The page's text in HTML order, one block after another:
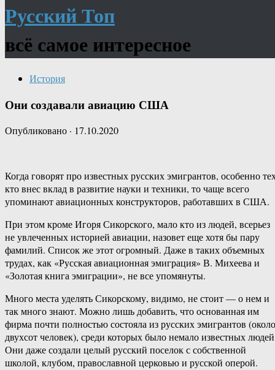
Русский Топ
всё самое интересное
История
Они создавали авиацию США
Опубликовано · 17.10.2020
Когда говорят про известных русских эмигрантов, особенно
кто внес вклад в развитие науки и техники, то чаще всего
упоминают авиационных конструкторов, работавших в США.
При этом кроме Игоря Сикорского, мало кто из людей, всерьез
не увлеченных историей авиации, назовет еще хотя бы пару
фамилий. Список же этот огромный. Даже в таких объемных
трудах, как «Русская авиационная эмиграция» В. Михеева и
«Золотая книга эмиграции», не все упомянуты.
Много места уделять Сикорскому, видимо, не стоит — о нем и
так много знают. Можно лишь добавить, что основанная им
фирма почти полностью состояла из русских эмигрантов (около
двухсот человек), среди которых было немало известных
Они даже создали целый русский поселок с собственной
школой, клубом, православной церковью и русской оперой.